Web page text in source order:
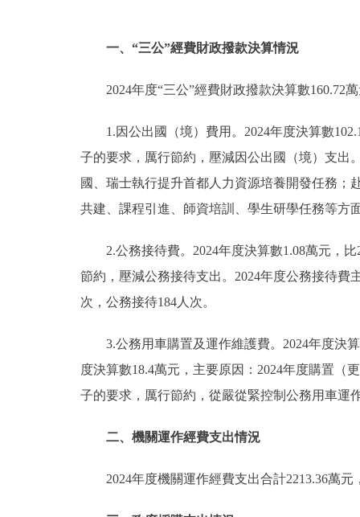
一、“三公”經費財政撥款決算情況
2024年度“三公”經費財政撥款決算數160.72
1.因公出國（境）費用。2024年度決算數
子的要求，厲行節約，壓減因公出國（境）支出
國、瑞士執行提升首都人力資源培養開發任務；
共建、課程引進、師資培訓、學生研學任務等方
2.公務接待費。2024年度決算數1.08萬元，
節約，壓減公務接待支出。2024年度公務接待
次，公務接待184人次。
3.公務用車購置及運作維護費。2024年度決
度決算數18.4萬元，主要原因：2024年度購置（
子的要求，厲行節約，從嚴從緊控制公務用車運
二、機關運作經費支出情況
2024年度機關運作經費支出合計2213.36萬